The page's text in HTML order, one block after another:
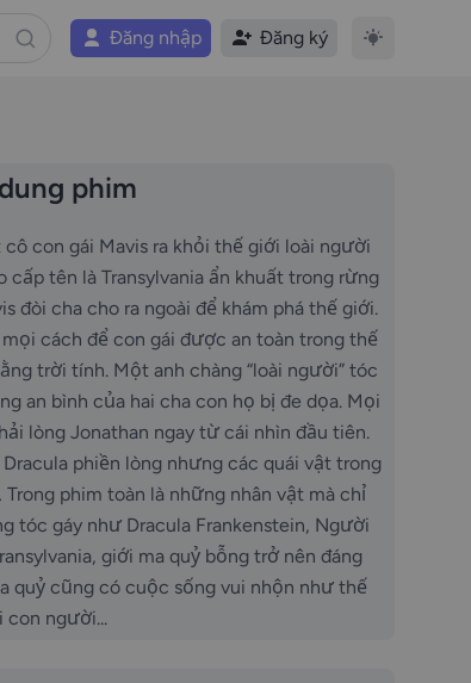
Đăng nhập Đăng ký
phim
con gái Mavis ra khỏi thế giới loài người
cấp tên là Transylvania ẩn khuất trong rừng
đòi cha cho ra ngoài để khám phá thế giới.
cách để con gái được an toàn trong thế
trời tính. Một anh chàng “loài người” tóc
an bình của hai cha con họ bị đe dọa. Mọi
lòng Jonathan ngay từ cái nhìn đầu tiên.
phiền lòng nhưng các quái vật trong
phim toàn là những nhân vật mà chỉ
tóc gáy như Dracula Frankenstein, Người
giới ma quỷ bỗng trở nên đáng
quỷ cũng có cuộc sống vui nhộn như thế
con người...